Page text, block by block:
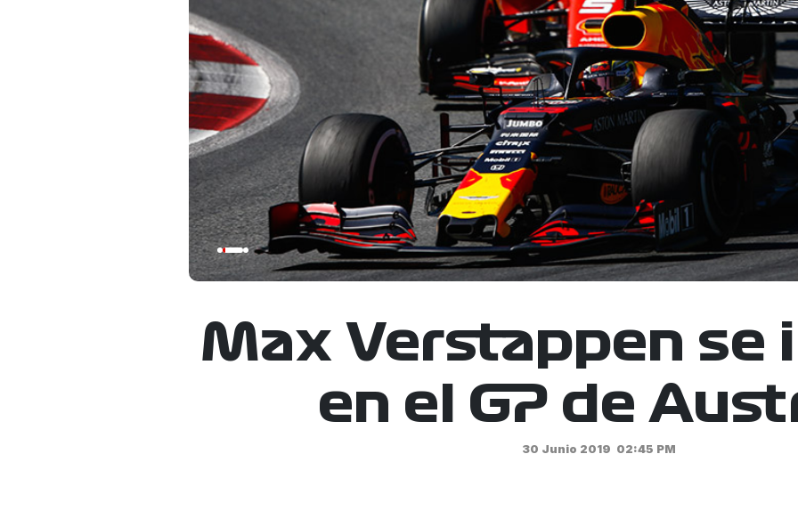
EXPOSICIÓN
CAMPEONATO
PATROCINADORES
LEGALES
Max Verstappen se
en el GP de
30 Junio 2019 02:45 PM